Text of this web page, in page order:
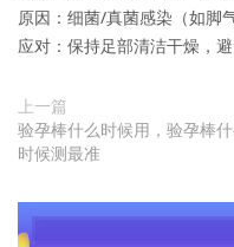
原因：细菌/真菌感染（如脚
应对：保持足部清洁干燥，
上一篇
验孕棒什么时候用，验孕棒
时候测最准